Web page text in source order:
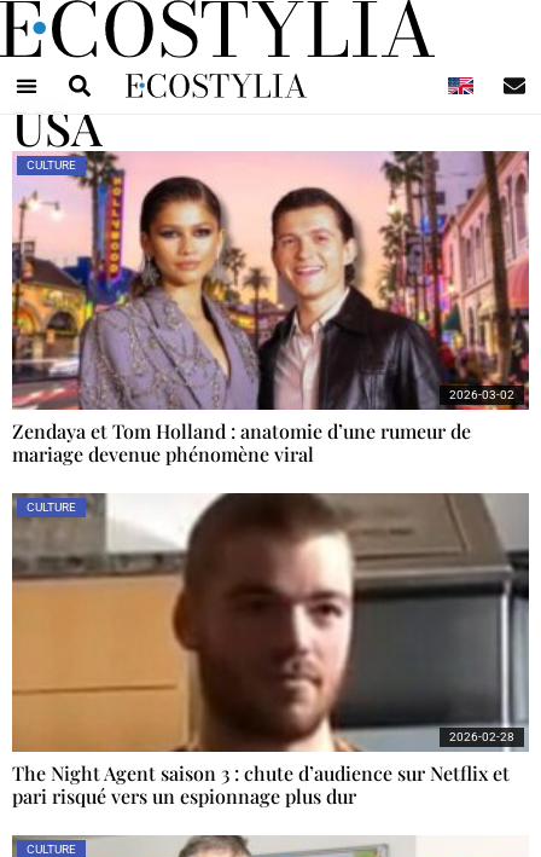
USA
CULTURE
Zendaya et Tom Holland : anatomie d’une rumeur de
mariage devenue phénomène viral
2026-03-02
CULTURE
The Night Agent saison 3 : chute d’audience sur Netflix et
pari risqué vers un espionnage plus dur
2026-02-28
CULTURE